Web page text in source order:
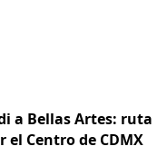
a Bellas Artes: ruta
el Centro de CDMX